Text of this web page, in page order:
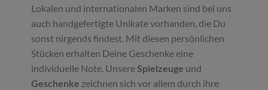
Lokalen und internationalen Marken sind bei uns
auch handgefertigte Unikate vorhanden, die Du
sonst nirgends findest. Mit diesen persönlichen
Stücken erhalten Deine Geschenke eine
individuelle Note. UnsereSpielzeuge und
Geschenke zeichnen sich vor allem durch ihre